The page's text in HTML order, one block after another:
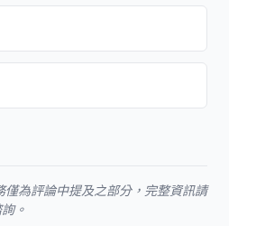
為評論中提及之部分，完整資訊請
。